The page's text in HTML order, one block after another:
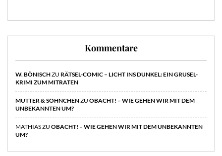
Kommentare
W. BÖNISCHZU RÄTSEL-COMIC – LICHT INS DUNKEL: EIN GRUSEL-
KRIMI ZUM MITRATEN
MUTTER & SÖHNCHENZU OBACHT! – WIE GEHEN WIR MIT DEM
UNBEKANNTEN UM?
MATHIASZU OBACHT! – WIE GEHEN WIR MIT DEM UNBEKANNTEN
UM?